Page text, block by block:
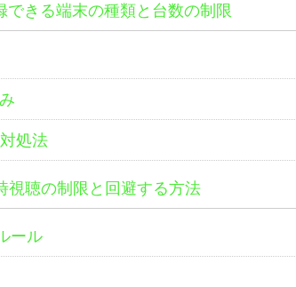
きる端末の種類と台数の制限
処法
聴の制限と回避する方法
ール